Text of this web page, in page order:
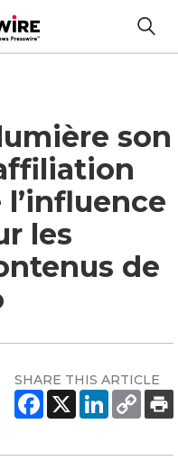
son
les
de
SHARE THIS ARTICLE